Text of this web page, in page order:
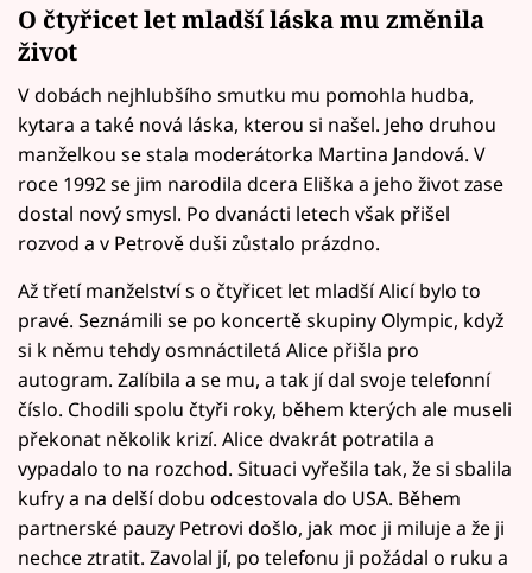
O čtyřicet let mladší láska mu změnila
život
V dobách nejhlubšího smutku mu pomohla hudba,
kytara a také nová láska, kterou si našel. Jeho druhou
manželkou se stala moderátorka Martina Jandová. V
roce 1992 se jim narodila dcera Eliška a jeho život zase
dostal nový smysl. Po dvanácti letech však přišel
rozvod a v Petrově duši zůstalo prázdno.
Až třetí manželství s o čtyřicet let mladší Alicí bylo to
pravé. Seznámili se po koncertě skupiny Olympic, když
si k němu tehdy osmnáctiletá Alice přišla pro
autogram. Zalíbila a se mu, a tak jí dal svoje telefonní
číslo. Chodili spolu čtyři roky, během kterých ale museli
překonat několik krizí. Alice dvakrát potratila a
vypadalo to na rozchod. Situaci vyřešila tak, že si sbalila
kufry a na delší dobu odcestovala do USA. Během
partnerské pauzy Petrovi došlo, jak moc ji miluje a že ji
nechce ztratit. Zavolal jí, po telefonu ji požádal o ruku a